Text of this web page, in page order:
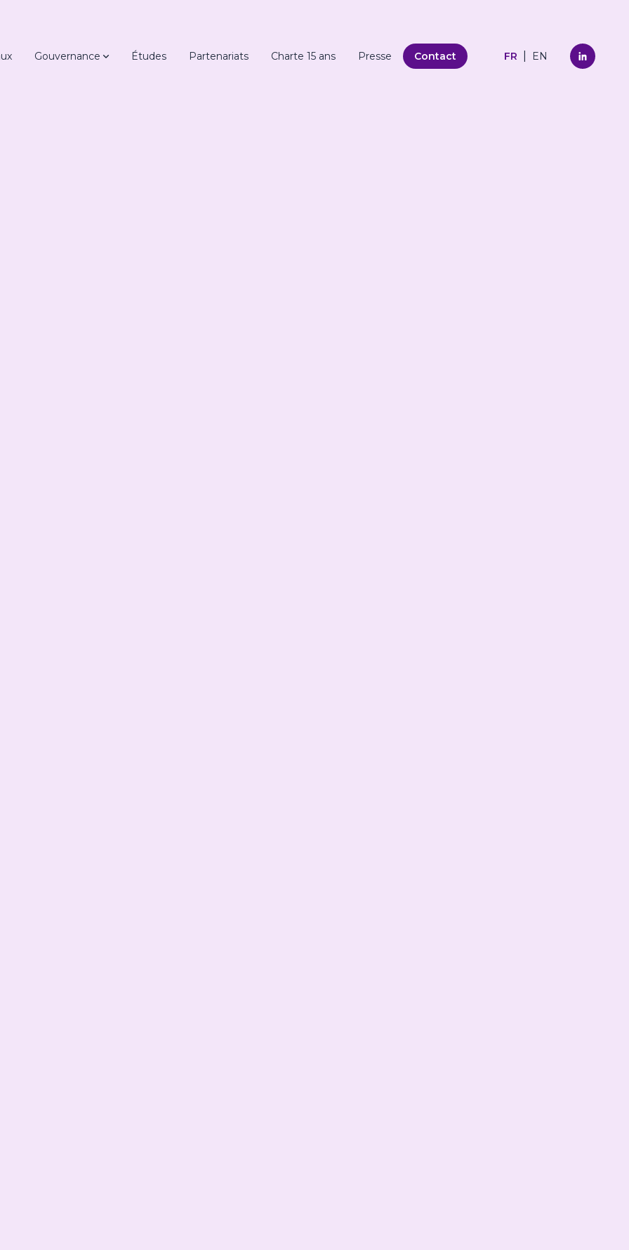
Gouvernance Études Partenariats Charte 15 ans Presse Contact FR EN